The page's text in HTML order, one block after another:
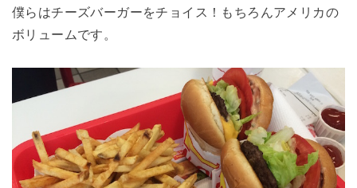
僕らはチーズバーガーをチョイス！もちろんアメリカの
ボリュームです。